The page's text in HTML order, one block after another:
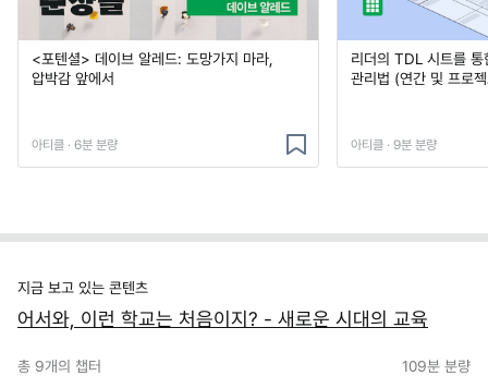
<포텐셜> 데이브 알레드: 도망가지 마라,
압박감 앞에서
아티클 · 6분 분량
리더의 TDL 시트를
관리법 (연간 및 프로
아티클 · 9분 분량
지금 보고 있는 콘텐츠
어서와, 이런 학교는 처음이지? - 새로운 시대의 교육
총 9개의 챕터 109분 분량